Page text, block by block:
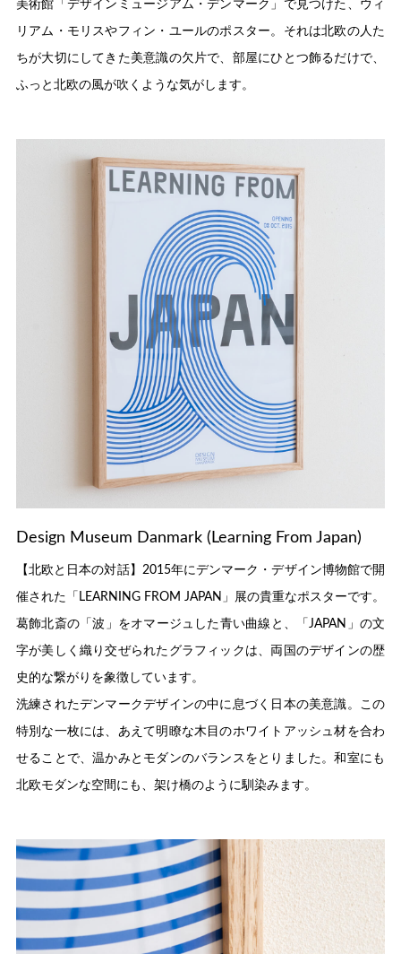
美術館「デザインミュージアム・デンマーク」で見つけた、ウィ
リアム・モリスやフィン・ユールのポスター。それは北欧の人た
ちが大切にしてきた美意識の欠片で、部屋にひとつ飾るだけで、
ふっと北欧の風が吹くような気がします。
Design Museum Danmark (Learning From Japan)
【北欧と日本の対話】2015年にデンマーク・デザイン博物館で開
催された「LEARNING FROM JAPAN」展の貴重なポスターです。
葛飾北斎の「波」をオマージュした青い曲線と、「JAPAN」の文
字が美しく織り交ぜられたグラフィックは、両国のデザインの歴
史的な繋がりを象徴しています。
洗練されたデンマークデザインの中に息づく日本の美意識。この
特別な一枚には、あえて明瞭な木目のホワイトアッシュ材を合わ
せることで、温かみとモダンのバランスをとりました。和室にも
北欧モダンな空間にも、架け橋のように馴染みます。